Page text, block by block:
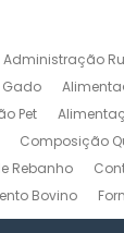
Administração
Pet
Composição
Rebanho
Bovino
Galinhas